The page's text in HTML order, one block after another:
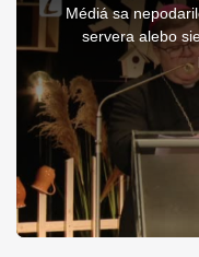
a
modal
Médiá sa
servera alebo